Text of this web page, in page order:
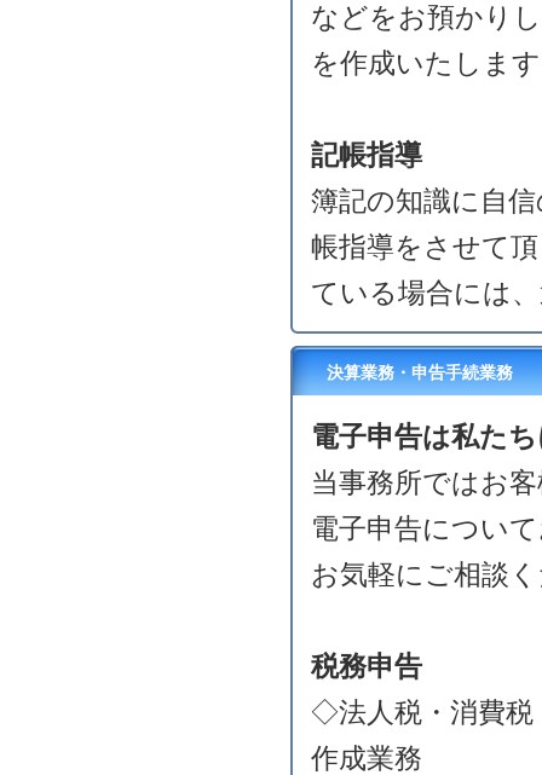
などをお預かり
を作成いたしま
記帳指導
簿記の知識に自
帳指導をさせて
ている場合には
決算業務・申告手続業務
電子申告は私た
当事務所ではお
電子申告につい
お気軽にご相談
税務申告
◇法人税・消費税
作成業務